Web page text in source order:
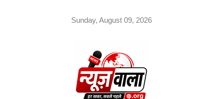
Sunday, August 09, 2026